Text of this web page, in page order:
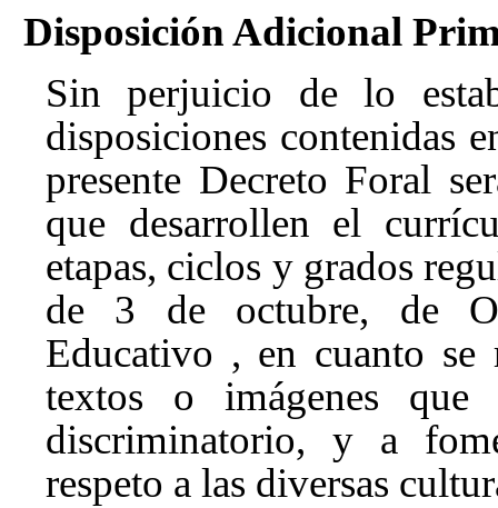
Disposición Adicional
Sin perjuicio de lo
disposiciones contenidas
presente Decreto Foral
que desarrollen el
etapas, ciclos y grados
de 3 de octubre, de
Educativo , en cuanto
textos o imágenes que
discriminatorio, y a
respeto a las diversas